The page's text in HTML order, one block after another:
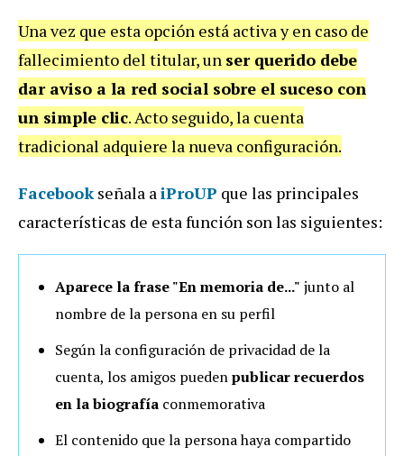
Una vez que esta opción está activa y en caso de
fallecimiento del titular, un ser querido debe
dar aviso a la red social sobre el suceso con
un simple clic. Acto seguido, la cuenta
tradicional adquiere la nueva configuración.
Facebookseñala aiProUP que las principales
características de esta función son las siguientes:
Aparece la frase "En memoria de..." junto al
nombre de la persona en su perfil
Según la configuración de privacidad de la
cuenta, los amigos puedenpublicar recuerdos
en la biografía conmemorativa
El contenido que la persona haya compartido